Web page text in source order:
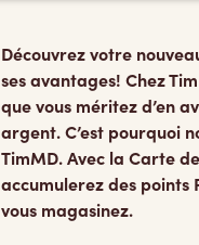
Découvrez votre
ses avantages! Chez
que vous méritez d’en
argent. C’est pourquoi
TimMD. Avec la Carte
accumulerez des
vous magasinez.